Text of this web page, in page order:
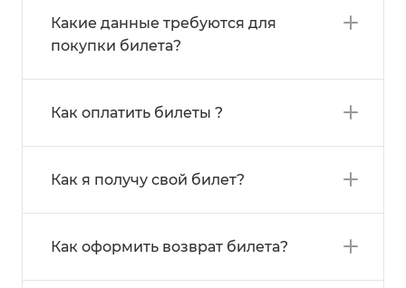
Какие данные требуются для
покупки билета?
Как оплатить билеты ?
Как я получу свой билет?
Как оформить возврат билета?